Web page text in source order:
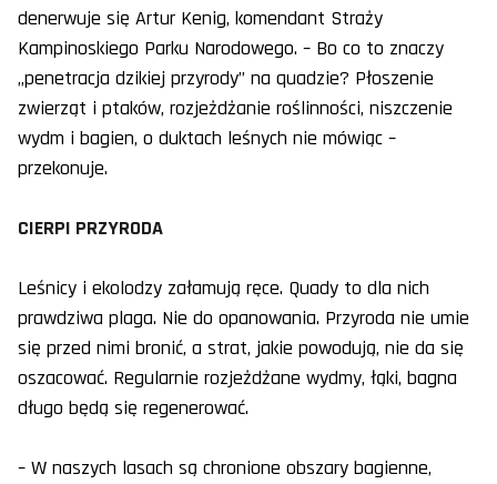
denerwuje się Artur Kenig, komendant Straży
Kampinoskiego Parku Narodowego. – Bo co to znaczy
„penetracja dzikiej przyrody” na quadzie? Płoszenie
zwierząt i ptaków, rozjeżdżanie roślinności, niszczenie
wydm i bagien, o duktach leśnych nie mówiąc –
przekonuje.
CIERPI PRZYRODA
Leśnicy i ekolodzy załamują ręce. Quady to dla nich
prawdziwa plaga. Nie do opanowania. Przyroda nie umie
się przed nimi bronić, a strat, jakie powodują, nie da się
oszacować. Regularnie rozjeżdżane wydmy, łąki, bagna
długo będą się regenerować.
– W naszych lasach są chronione obszary bagienne,